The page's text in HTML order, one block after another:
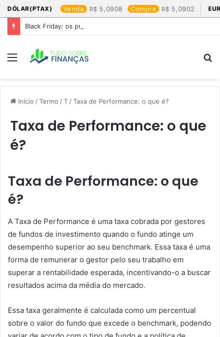
DÓLAR(PTAX) Venda 5,0908 Compra 5,0902
Black Friday: os produtos que mais valem a pena
Menu
Início /Termo /T /Taxa de Performance: o que é?
Taxa de Performance: o que
é?
Taxa de Performance: o que
é?
A Taxa de Performance é uma taxa cobrada por gestores
de fundos de investimento quando o fundo atinge um
desempenho superior ao seu benchmark. Essa taxa é uma
forma de remunerar o gestor pelo seu trabalho em
superar a rentabilidade esperada, incentivando-o a buscar
resultados acima da média do mercado.
Essa taxa geralmente é calculada como um percentual
sobre o valor do fundo que excede o benchmark, podendo